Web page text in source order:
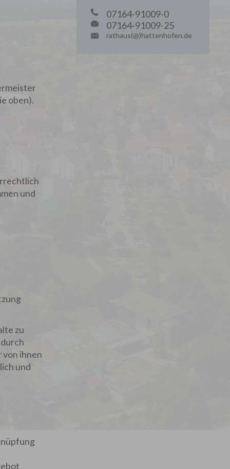
oben).
und
zu
ihnen
und
07164-91009-0
07164-91009-25
rathaus(@)hattenhofen.de